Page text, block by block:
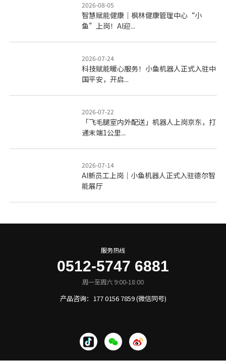
2026-08-05
智慧赋能健康｜枫林健康管理中心“小
鱼”上岗！AI迎...
2026-07-24
科技赋能暖心服务！小鱼机器人正式入驻中
国平安，开启...
2026-07-22
「飞毛腿室内外配送」机器人上岗京东，打
通末端1公里...
2026-07-14
AI新员工上岗｜小鱼机器人正式入驻德尔智
能展厅
服务热线
0512-5747 6881
周一至周六 9:00-18:00
产品咨询：177 0156 7859 (微信同号)